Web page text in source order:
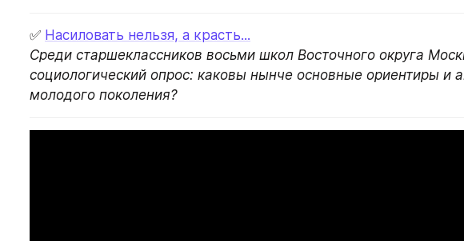
✅ Насиловать нельзя, а красть...
Среди старшеклассников восьми школ Восточного округа
социологический опрос: каковы нынче основные ориентиры и
молодого поколения?